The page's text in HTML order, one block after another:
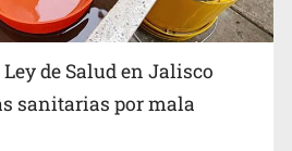
falta de diálogo con
Isidro
de Salud en Jalisco
sanitarias por mala